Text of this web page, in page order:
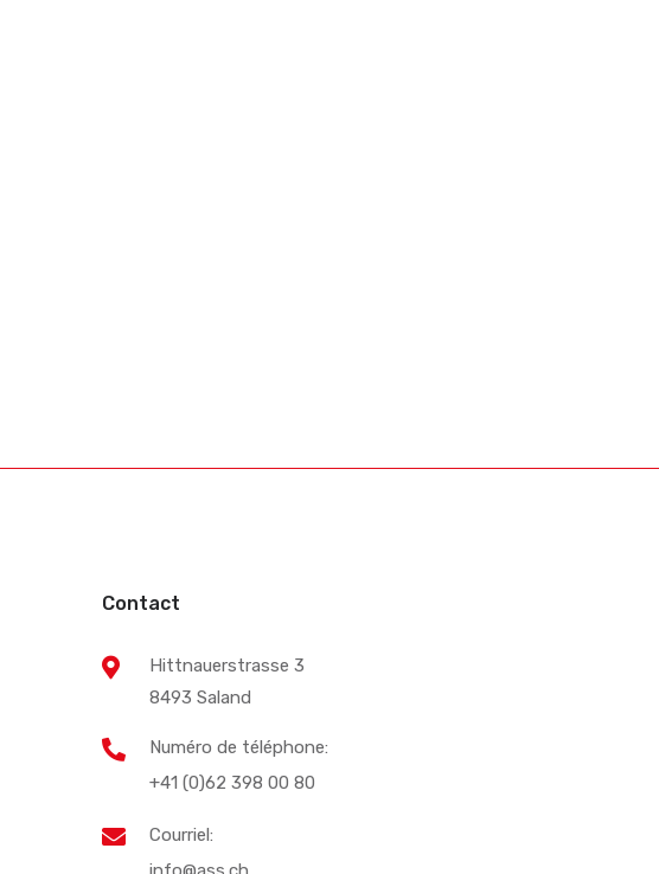
Contact
Hittnauerstrasse 3
8493 Saland
Numéro de téléphone:
+41 (0)62 398 00 80
Courriel: